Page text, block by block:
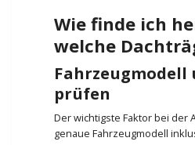
Wie finde ich
welche
Fahrzeugmodell
prüfen
Der wichtigste Faktor bei der
genaue Fahrzeugmodell